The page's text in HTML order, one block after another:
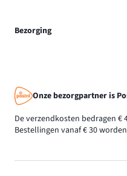
Bezorging
Onze bezorgpartner is
De verzendkosten bedragen €
Bestellingen vanaf € 30